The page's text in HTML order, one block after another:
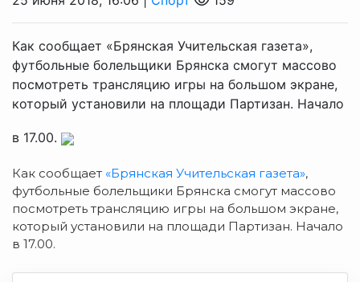
Как сообщает «Брянская Учительская газета»,
футбольные болельщики Брянска смогут массово
посмотреть трансляцию игры на большом экране,
который установили на площади Партизан. Начало
в 17.00.
Как сообщает «Брянская Учительская газета»,
футбольные болельщики Брянска смогут массово
посмотреть трансляцию игры на большом экране,
который установили на площади Партизан. Начало
в 17.00.